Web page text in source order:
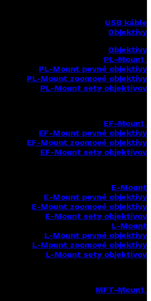
USB káble
Objektívy
Objektívy
PL-Mount
PL-Mount pevné objektívy
PL-Mount zoomové objektívy
PL-Mount sety objektívov
EF-Mount
EF-Mount pevné objektívy
EF-Mount zoomové objektívy
EF-Mount sety objektívov
E-Mount
E-Mount pevné objektívy
E-Mount zoomové objektívy
E-Mount sety objektívov
L-Mount
L-Mount pevné objektívy
L-Mount zoomové objektívy
L-Mount sety objektívov
MFT-Mount